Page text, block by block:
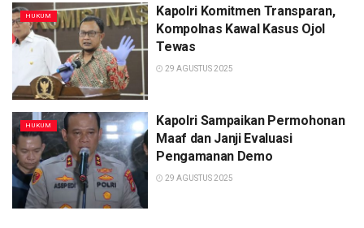
HUKUM
Kapolri Komitmen Transparan,
Kompolnas Kawal Kasus Ojol
Tewas
29 AGUSTUS 2025
HUKUM
Kapolri Sampaikan Permohonan
Maaf dan Janji Evaluasi
Pengamanan Demo
29 AGUSTUS 2025